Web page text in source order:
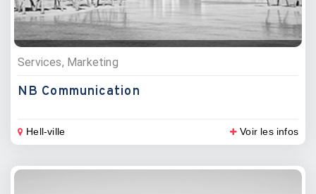
Services, Marketing
NB Communication
Hell-ville Voir les infos